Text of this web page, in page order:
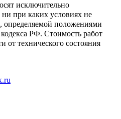
исключительно
при каких условиях не
определяемой положениями
РФ. Стоимость работ
от технического состояния